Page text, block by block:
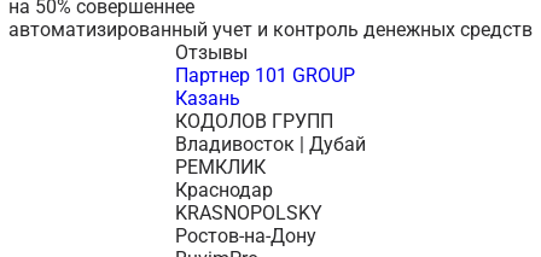
на 50% совершеннее
автоматизированный учет и контроль денежных средств
Отзывы
Партнер 101 GROUP
Казань
КОДОЛОВ ГРУПП
Владивосток | Дубай
РЕМКЛИК
Краснодар
KRASNOPOLSKY
Ростов-на-Дону